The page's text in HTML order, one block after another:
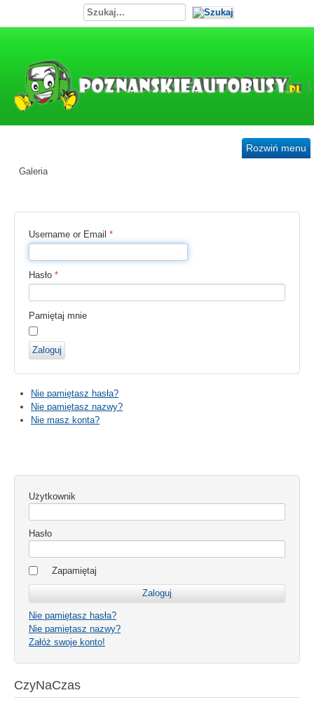
Rozwiń menu
Galeria
Username or Email *
Hasło *
Pamiętaj mnie
Zaloguj
Nie pamiętasz hasła?
Nie pamiętasz nazwy?
Nie masz konta?
Użytkownik
Hasło
Zapamiętaj
Nie pamiętasz hasła?
Nie pamiętasz nazwy?
Załóż swoje konto!
CzyNaCzas